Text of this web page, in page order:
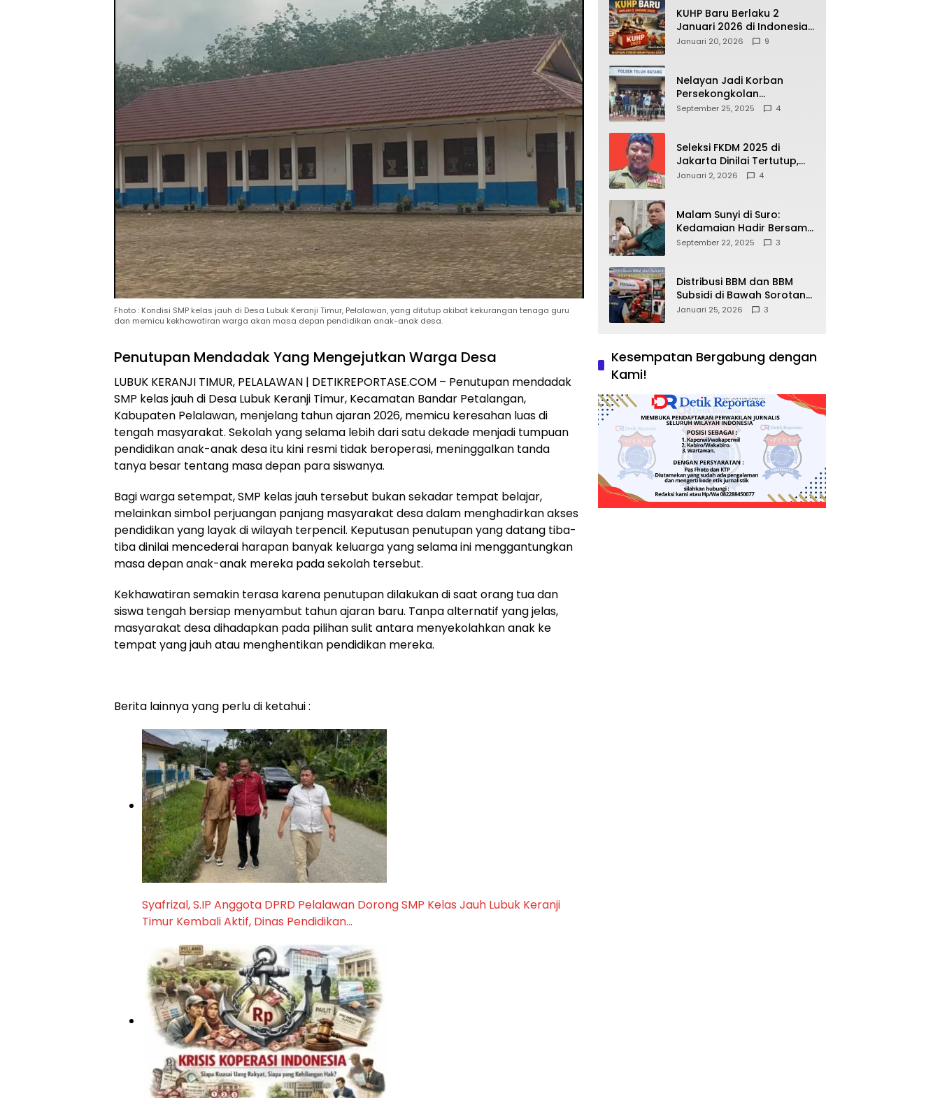
Fhoto : Kondisi SMP kelas jauh di Desa Lubuk Keranji Timur, Pelalawan, yang ditutup akibat kekurangan tenaga guru
dan memicu kekhawatiran warga akan masa depan pendidikan anak-anak desa.
Penutupan Mendadak Yang Mengejutkan Warga Desa
LUBUK KERANJI TIMUR, PELALAWAN | DETIKREPORTASE.COM – Penutupan mendadak
SMP kelas jauh di Desa Lubuk Keranji Timur, Kecamatan Bandar Petalangan,
Kabupaten Pelalawan, menjelang tahun ajaran 2026, memicu keresahan luas di
tengah masyarakat. Sekolah yang selama lebih dari satu dekade menjadi tumpuan
pendidikan anak-anak desa itu kini resmi tidak beroperasi, meninggalkan tanda
tanya besar tentang masa depan para siswanya.
Bagi warga setempat, SMP kelas jauh tersebut bukan sekadar tempat belajar,
melainkan simbol perjuangan panjang masyarakat desa dalam menghadirkan akses
pendidikan yang layak di wilayah terpencil. Keputusan penutupan yang datang tiba-
tiba dinilai mencederai harapan banyak keluarga yang selama ini menggantungkan
masa depan anak-anak mereka pada sekolah tersebut.
Kekhawatiran semakin terasa karena penutupan dilakukan di saat orang tua dan
siswa tengah bersiap menyambut tahun ajaran baru. Tanpa alternatif yang jelas,
masyarakat desa dihadapkan pada pilihan sulit antara menyekolahkan anak ke
tempat yang jauh atau menghentikan pendidikan mereka.
Berita lainnya yang perlu di ketahui :
Syafrizal, S.IP Anggota DPRD Pelalawan Dorong SMP Kelas Jauh Lubuk Keranji
Timur Kembali Aktif, Dinas Pendidikan…
KUHP Baru Berlaku 2
Januari 2026 di Indonesia,
Apa Dampaknya bagi
Dipahami Publik
Januari 20, 2026 9
Nelayan Jadi Korban
Persekongkolan
Penyelewengan BBM
September 25, 2025 4
Seleksi FKDM 2025 di
Jakarta Dinilai Tertutup,
Transparansi
Januari 2, 2026 4
Malam Sunyi di Suro:
Kedamaian Hadir Bersama
Secangkir Kopi Hangat
September 22, 2025 3
Distribusi BBM dan BBM
Subsidi di Bawah Sorotan
Publik: Antara Kepentingan
Januari 25, 2026 3
Kesempatan Bergabung dengan
Kami!